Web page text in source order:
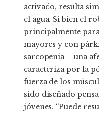
activado, resulta
el agua. Si bien el
principalmente
mayores y con
sarcopenia —una
caracteriza por la
fuerza de los
sido diseñado
jóvenes. “Puede